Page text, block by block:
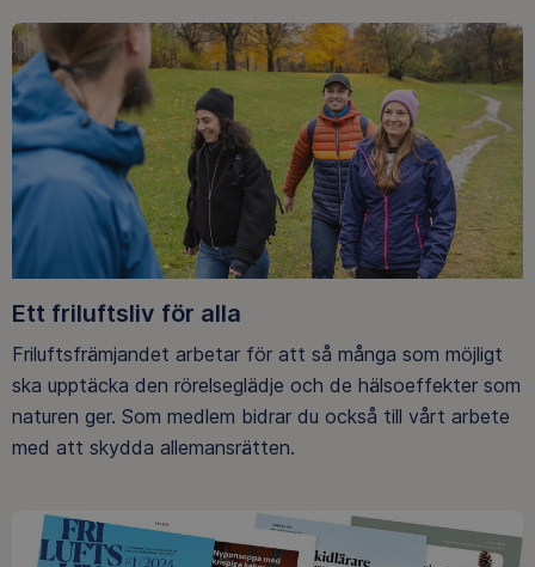
Ett friluftsliv för alla
Friluftsfrämjandet arbetar för att så många som möjligt
ska upptäcka den rörelseglädje och de hälsoeffekter som
naturen ger. Som medlem bidrar du också till vårt arbete
med att skydda allemansrätten.